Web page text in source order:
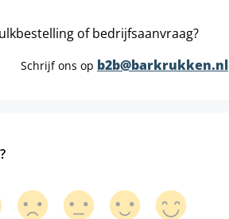
of bedrijfsaanvraag?
Schrijf ons op b2b@barkrukken.nl